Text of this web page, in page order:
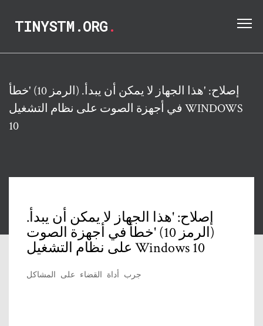
TINYSTM.ORG.
إصلاح: 'هذا الجهاز لا يمكن أن يبدأ. (الرمز 10) 'خطأ
في أجهزة الصوت على نظام التشغيل WINDOWS
10
إصلاح: 'هذا الجهاز لا يمكن أن يبدأ.
(الرمز 10) 'خطأ في أجهزة الصوت
على نظام التشغيل Windows 10
جرب أداة القضاء على المشاكل